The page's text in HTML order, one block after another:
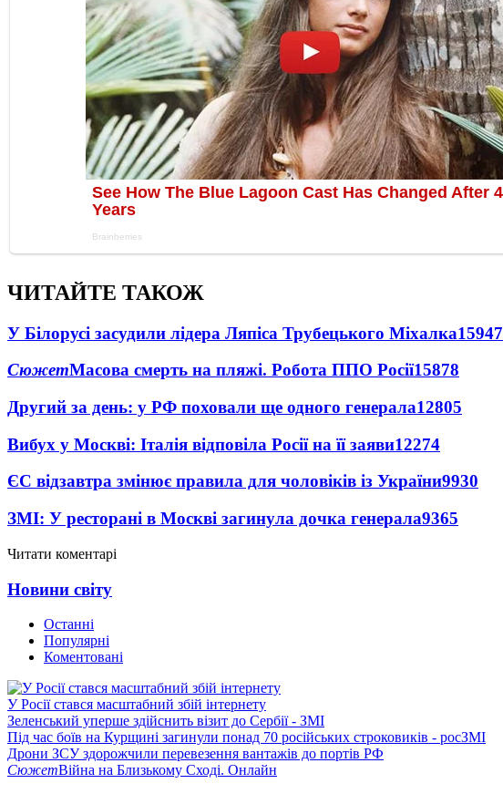
ЧИТАЙТЕ ТАКОЖ
У Білорусі засудили лідера Ляпіса Трубецького Міхалка15947
СюжетМасова смерть на пляжі. Робота ППО Росії15878
Другий за день: у РФ поховали ще одного генерала12805
Вибух у Москві: Італія відповіла Росії на її заяви12274
ЄС відзавтра змінює правила для чоловіків із України9930
ЗМІ: У ресторані в Москві загинула дочка генерала9365
Читати коментарі
Новини світу
Останні
Популярні
Коментовані
У Росії стався масштабний збій інтернету
Зеленський уперше здійснить візит до Сербії - ЗМІ
Під час боїв на Курщині загинули понад 70 російських строковиків - росЗМІ
Дрони ЗСУ здорожчили перевезення вантажів до портів РФ
СюжетВійна на Близькому Сході. Онлайн